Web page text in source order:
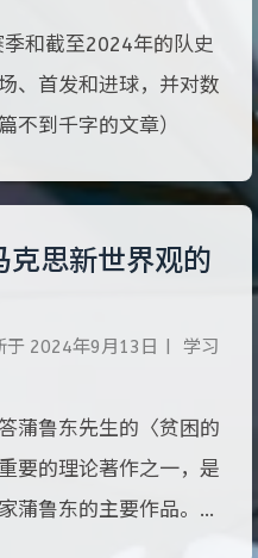
和截至2024年的队史
、首发和进球，并对数
不到千字的文章）
克思新世界观的
于 2024年9月13日
学习
蒲鲁东先生的〈贫困的
要的理论著作之一，是
蒲鲁东的主要作品。